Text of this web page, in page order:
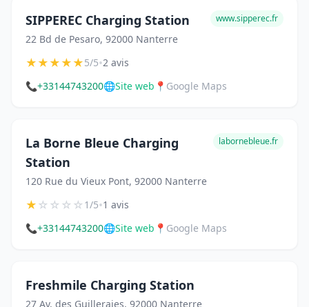
SIPPEREC Charging Station
22 Bd de Pesaro, 92000 Nanterre
www.sipperec.fr
★★★★★5/5•2 avis
📞+33144743200🌐Site web 📍 Google Maps
La Borne Bleue Charging
Station
120 Rue du Vieux Pont, 92000 Nanterre
labornebleue.fr
★☆☆☆☆1/5•1 avis
📞+33144743200🌐Site web 📍 Google Maps
Freshmile Charging Station
27 Av. des Guilleraies, 92000 Nanterre